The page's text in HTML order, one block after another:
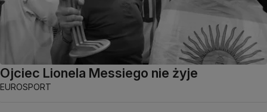
Ojciec Lionela Messiego nie żyje
EUROSPORT